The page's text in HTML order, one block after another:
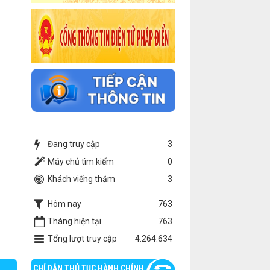
Đang truy cập
3
Máy chủ tìm kiếm
0
Khách viếng thăm
3
Hôm nay
763
Tháng hiện tại
763
Tổng lượt truy cập
4.264.634